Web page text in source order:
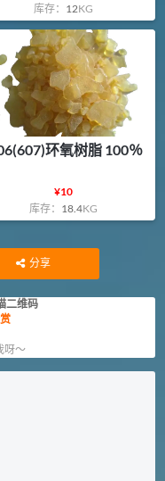
库存： 12KG
环氧树脂 100％
¥10
库存： 18.4KG
分享
二维码
呀～